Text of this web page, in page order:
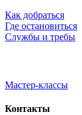
Как добраться
Где остановиться
Службы и требы
Мастер-классы
Контакты